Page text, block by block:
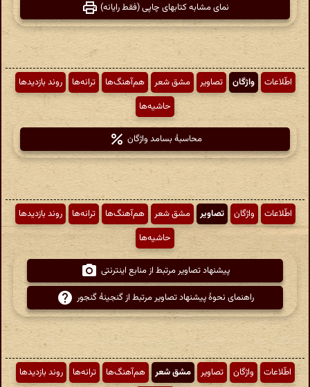
نمای مشابه کتابهای چاپی (فقط رایانه)
اطّلاعات واژگان تصاویر مشق شعر هم‌آهنگ‌ها ترانه‌ها
روند بازدیدها
حاشیه‌ها
محاسبهٔ بسامد واژگان
اطّلاعات واژگان تصاویر مشق شعر هم‌آهنگ‌ها ترانه‌ها
روند بازدیدها
حاشیه‌ها
پیشنهاد تصاویر مرتبط از منابع اینترنتی
راهنمای نحوهٔ پیشنهاد تصاویر مرتبط از گنجینهٔ گنجور
اطّلاعات واژگان تصاویر مشق شعر هم‌آهنگ‌ها ترانه‌ها
روند بازدیدها